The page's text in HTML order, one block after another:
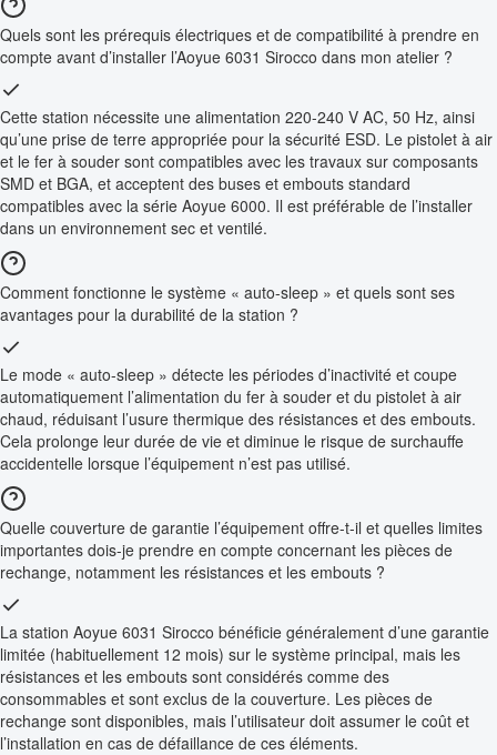
Quels sont les prérequis électriques et de compatibilité à prendre en
compte avant d’installer l’Aoyue 6031 Sirocco dans mon atelier ?
Cette station nécessite une alimentation 220-240 V AC, 50 Hz, ainsi
qu’une prise de terre appropriée pour la sécurité ESD. Le pistolet à air
et le fer à souder sont compatibles avec les travaux sur composants
SMD et BGA, et acceptent des buses et embouts standard
compatibles avec la série Aoyue 6000. Il est préférable de l’installer
dans un environnement sec et ventilé.
Comment fonctionne le système « auto-sleep » et quels sont ses
avantages pour la durabilité de la station ?
Le mode « auto-sleep » détecte les périodes d’inactivité et coupe
automatiquement l’alimentation du fer à souder et du pistolet à air
chaud, réduisant l’usure thermique des résistances et des embouts.
Cela prolonge leur durée de vie et diminue le risque de surchauffe
accidentelle lorsque l’équipement n’est pas utilisé.
Quelle couverture de garantie l’équipement offre-t-il et quelles limites
importantes dois-je prendre en compte concernant les pièces de
rechange, notamment les résistances et les embouts ?
La station Aoyue 6031 Sirocco bénéficie généralement d’une garantie
limitée (habituellement 12 mois) sur le système principal, mais les
résistances et les embouts sont considérés comme des
consommables et sont exclus de la couverture. Les pièces de
rechange sont disponibles, mais l’utilisateur doit assumer le coût et
l’installation en cas de défaillance de ces éléments.